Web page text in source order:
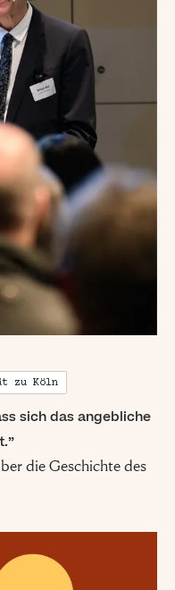
zu Köln
sich das angebliche
die Geschichte des